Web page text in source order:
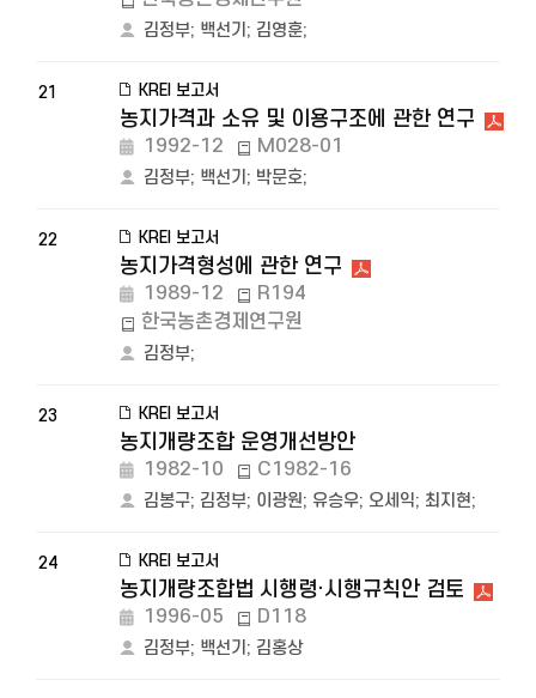
김정부; 백선기 ; 김영훈;
21 KREI 보고서
농지가격과 소유 및 이용구조에 관한 연구
1992-12 M028-01
김정부; 백선기 ; 박문호;
22 KREI 보고서
농지가격형성에 관한 연구
1989-12
R194
한국농촌경제연구원
김정부;
23 KREI 보고서
농지개량조합 운영개선방안
1982-10 C1982-16
김봉구; 김정부; 이광원; 유승우; 오세익; 최지현;
24 KREI 보고서
농지개량조합법 시행령·시행규칙안 검토
1996-05 D118
김정부; 백선기 ; 김홍상